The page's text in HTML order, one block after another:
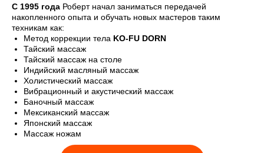
C 1995 года Роберт начал заниматься передачей
накопленного опыта и обучать новых мастеров таким
техникам как:
Метод коррекции тела KO-FU DORN
Тайский массаж
Тайский массаж на столе
Индийский масляный массаж
Холистический массаж
Вибрационный и акустический массаж
Баночный массаж
Мексиканский массаж
Японский массаж
Массаж ножам